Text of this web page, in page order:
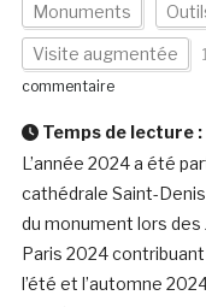
Monuments
Visite augmentée
commentaire
Temps de lecture :
L’année 2024 a été
cathédrale Saint-
du monument lors des
Paris 2024
l’été et l’automne